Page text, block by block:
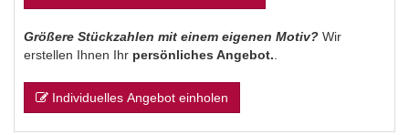
Größere Stückzahlen mit einem eigenen Motiv? Wir
erstellen Ihnen Ihr persönliches Angebot.
Individuelles Angebot einholen